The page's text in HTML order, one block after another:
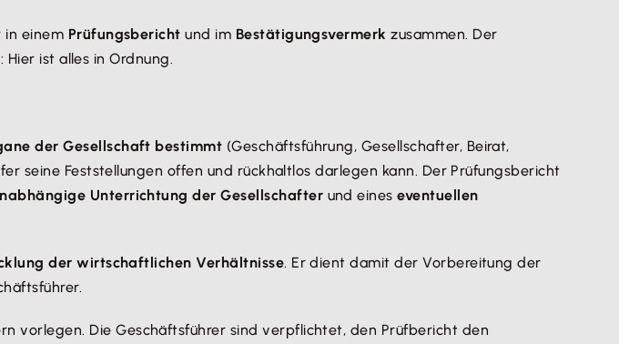
in einem Prüfungsbericht und im Bestätigungsvermerkzusammen. Der
ist alles in Ordnung.
der Gesellschaft bestimmt (Geschäftsführung, Gesellschafter, Beirat,
seine Feststellungen offen und rückhaltlos darlegen kann. Der Prüfungsbericht
Unterrichtung der Gesellschafter und eineseventuellen
der wirtschaftlichen Verhältnisse. Er dient damit der Vorbereitung der
vorlegen. Die Geschäftsführer sind verpflichtet, den Prüfbericht den